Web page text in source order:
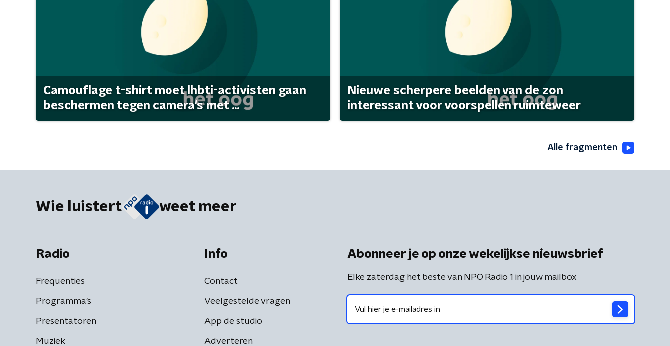
Camouflage t-shirt moet lhbti-activisten gaan
beschermen tegen camera's met ...
Nieuwe scherpere beelden van de zon
interessant voor voorspellen ruimteweer
Alle fragmenten
Wie luistert weet meer
Radio
Frequenties
Programma's
Presentatoren
Muziek
Info
Contact
Veelgestelde vragen
App de studio
Adverteren
Abonneer je op onze wekelijkse nieuwsbrief
Elke zaterdag het beste van NPO Radio 1 in jouw mailbox